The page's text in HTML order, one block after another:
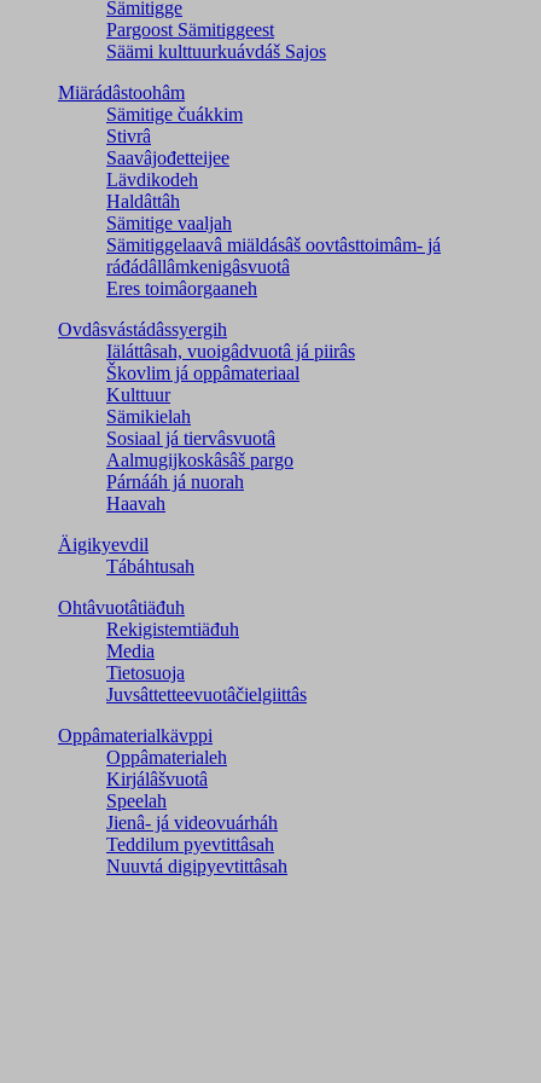
Sämitigge
Pargoost Sämitiggeest
Säämi kulttuurkuávdáš Sajos
Miärádâstoohâm
Sämitige čuákkim
Stivrâ
Saavâjođetteijee
Lävdikodeh
Haldâttâh
Sämitige vaaljah
Sämitiggelaavâ miäldásâš oovtâsttoimâm- já
ráđádâllâmkenigâsvuotâ
Eres toimâorgaaneh
Ovdâsvástádâssyergih
Iäláttâsah, vuoigâdvuotâ já piirâs
Škovlim já oppâmateriaal
Kulttuur
Sämikielah
Sosiaal já tiervâsvuotâ
Aalmugijkoskâsâš pargo
Párnááh já nuorah
Haavah
Äigikyevdil
Tábáhtusah
Ohtâvuotâtiäđuh
Rekigistemtiäđuh
Media
Tietosuoja
Juvsâttetteevuotâčielgiittâs
Oppâmaterialkävppi
Oppâmaterialeh
Kirjálâšvuotâ
Speelah
Jienâ- já videovuárháh
Teddilum pyevtittâsah
Nuuvtá digipyevtittâsah